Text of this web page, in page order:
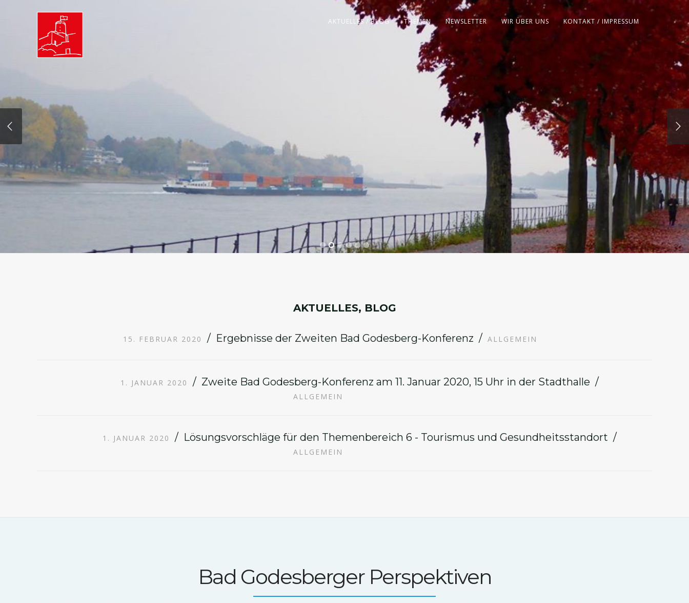
AKTUELLES / BLOG THEMEN NEWSLETTER WIR ÜBER UNS KONTAKT / IMPRESSUM
AKTUELLES, BLOG
15. FEBRUAR 2020 Ergebnisse der Zweiten Bad Godesberg-Konferenz ALLGEMEIN
1. JANUAR 2020 Zweite Bad Godesberg-Konferenz am 11. Januar 2020, 15 Uhr in der Stadthalle
ALLGEMEIN
1. JANUAR 2020 Lösungsvorschläge für den Themenbereich 6 - Tourismus und Gesundheitsstandort
ALLGEMEIN
Bad Godesberger Perspektiven